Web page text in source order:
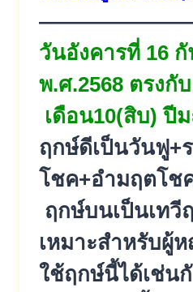
วันอังคารที่ 16
พ.ศ.2568 ตรงกั
เดือน10(สิบ) ปีม
ฤกษ์ดีเป็นวันฟู+
โชค+อำมฤตโช
ฤกษ์บนเป็นเทวี
เหมาะสำหรับผู้
ใช้ฤกษ์นี้ได้เช่น